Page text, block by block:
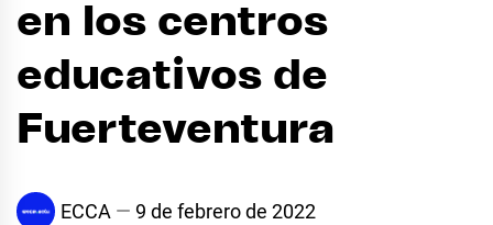
en los centros
educativos de
Fuerteventura
ECCA 9 de febrero de 2022